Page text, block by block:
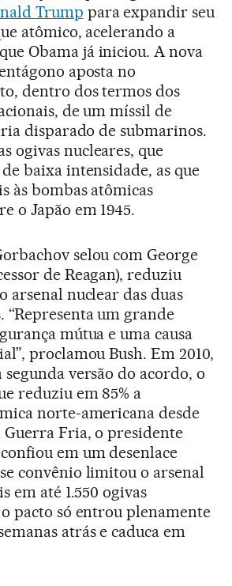
Trump para expandir seu
atômico, acelerando a
Obama já iniciou. A nova
aposta no
dentro dos termos dos
de um míssil de
disparado de submarinos.
ogivas nucleares, que
baixa intensidade, as que
às bombas atômicas
o Japão em 1945.
selou com George
de Reagan), reduziu
arsenal nuclear das duas
“Representa um grande
mútua e uma causa
proclamou Bush. Em 2010,
segunda versão do acordo, o
reduziu em 85% a
norte-americana desde
Guerra Fria, o presidente
em um desenlace
convênio limitou o arsenal
em até 1.550 ogivas
pacto só entrou plenamente
atrás e caduca em